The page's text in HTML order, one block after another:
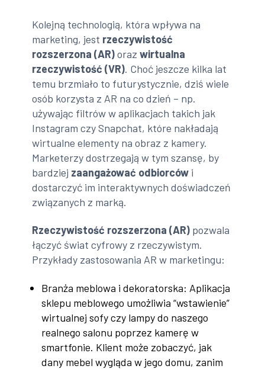
Kolejną technologią, która wpływa na
marketing, jest rzeczywistość
rozszerzona (AR)orazwirtualna
rzeczywistość (VR). Choć jeszcze kilka lat
temu brzmiało to futurystycznie, dziś wiele
osób korzysta z AR na co dzień – np.
używając filtrów w aplikacjach takich jak
Instagram czy Snapchat, które nakładają
wirtualne elementy na obraz z kamery.
Marketerzy dostrzegają w tym szansę, by
bardziej zaangażować odbiorców i
dostarczyć im interaktywnych doświadczeń
związanych z marką.
Rzeczywistość rozszerzona (AR) pozwala
łączyć świat cyfrowy z rzeczywistym.
Przykłady zastosowania AR w marketingu:
Branża meblowa i dekoratorska: Aplikacja
sklepu meblowego umożliwia “wstawienie”
wirtualnej sofy czy lampy do naszego
realnego salonu poprzez kamerę w
smartfonie. Klient może zobaczyć, jak
dany mebel wygląda w jego domu, zanim